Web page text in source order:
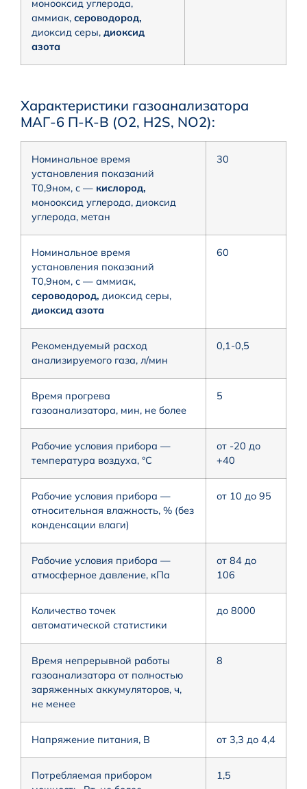
монооксид углерода,
аммиак, сероводород,
диоксид серы, диоксид
азота
Характеристики газоанализатора
МАГ-6 П-К-В (O2, H2S, NO2):
Номинальное время
установления показаний
Т0,9ном, с — кислород,
монооксид углерода, диоксид
углерода, метан
30
Номинальное время
установления показаний
Т0,9ном, с — аммиак,
сероводород, диоксид серы,
диоксид азота
60
Рекомендуемый расход
анализируемого газа, л/мин
0,1-0,5
Время прогрева
газоанализатора, мин, не более
5
Рабочие условия прибора —
температура воздуха, °С
от -20 до
+40
Рабочие условия прибора —
относительная влажность, % (без
конденсации влаги)
от 10 до 95
Рабочие условия прибора —
атмосферное давление, кПа
от 84 до
106
Количество точек
автоматической статистики
до 8000
Время непрерывной работы
газоанализатора от полностью
заряженных аккумуляторов, ч,
не менее
8
Напряжение питания, В от 3,3 до 4,4
Потребляемая прибором
1,5